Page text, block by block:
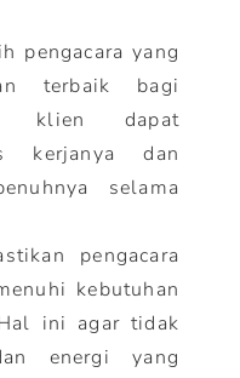
pengacara yang
terbaik bagi
klien dapat
kerjanya dan
selama
pengacara
kebutuhan
ini agar tidak
energi yang